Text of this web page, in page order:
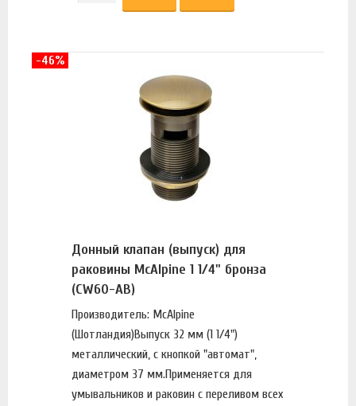
Донный клапан (выпуск) для
раковины McAlpine 1 1/4" бронза
(CW60-AB)
Производитель: McAlpine
(Шотландия)Выпуск 32 мм (1 1/4")
металлический, с кнопкой "автомат",
диаметром 37 мм.Применяется для
умывальников и раковин с переливом всех
-46%